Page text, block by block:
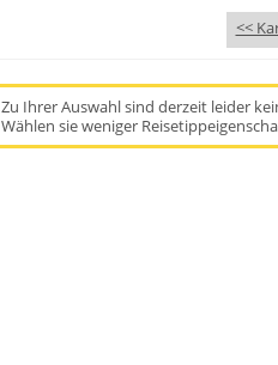
<<
Zu Ihrer Auswahl sind derzeit leider
Wählen sie weniger